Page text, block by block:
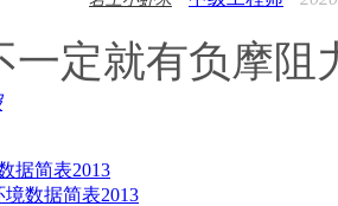
一定就有负摩阻
数据简表2013